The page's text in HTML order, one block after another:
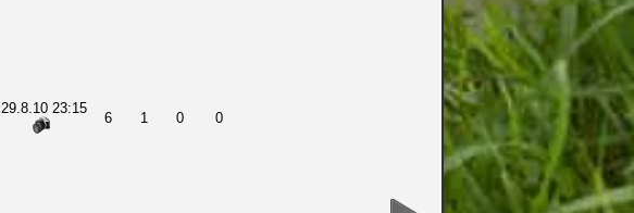
29.8.10 23:15
6 1 0 0